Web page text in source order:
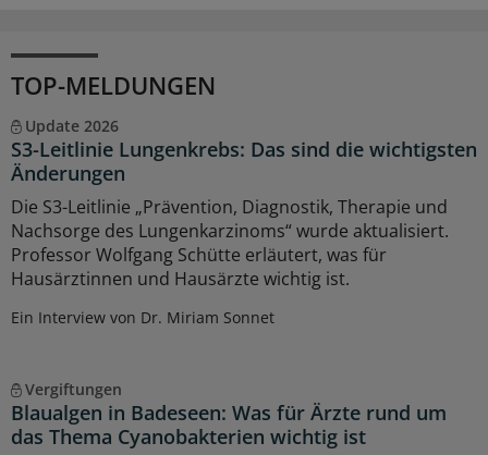
TOP-MELDUNGEN
Update 2026
S3-Leitlinie Lungenkrebs: Das sind die wichtigsten
Änderungen
Die S3-Leitlinie „Prävention, Diagnostik, Therapie und
Nachsorge des Lungenkarzinoms“ wurde aktualisiert.
Professor Wolfgang Schütte erläutert, was für
Hausärztinnen und Hausärzte wichtig ist.
Ein Interview von Dr. Miriam Sonnet
Vergiftungen
Blaualgen in Badeseen: Was für Ärzte rund um
das Thema Cyanobakterien wichtig ist